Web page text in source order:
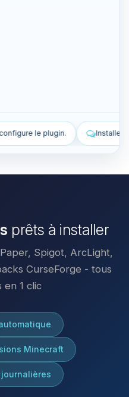
pour améliorer mon serveur.
prêts à installer
Spigot, ArcLight,
CurseForge - tous
en 1 clic
Minecraft